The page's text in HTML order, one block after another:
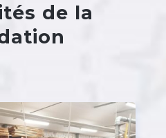
de la